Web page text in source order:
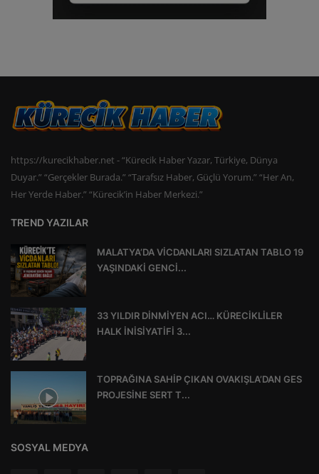
https://kurecikhaber.net - “Kürecik Haber Yazar, Türkiye, Dünya
Duyar.” “Gerçekler Burada.” “Tarafsız Haber, Güçlü Yorum.” “Her An,
Her Yerde Haber.” “Kürecik’in Haber Merkezi.”
TREND YAZILAR
MALATYA’DA VİCDANLARI SIZLATAN TABLO 19
YAŞINDAKİ GENCİ...
33 YILDIR DİNMİYEN ACI… KÜRECİKLİLER
HALK İNİSİYATİFİ 3...
TOPRAĞINA SAHİP ÇIKAN OVAKIŞLA’DAN GES
PROJESİNE SERT T...
SOSYAL MEDYA